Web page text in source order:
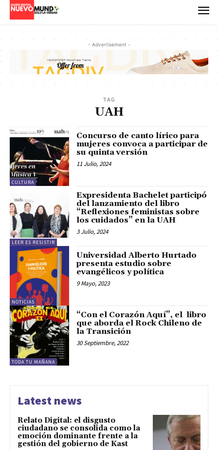
- Advertisement -
TAG
UAH
CULTURA
Concurso de canto lírico para
mujeres convoca a participar de
su quinta versión
11 Julio, 2024
LEER ES RESISTIR
Expresidenta Bachelet participó
del lanzamiento del libro
“Reflexiones feministas sobre
los cuidados” en la UAH
3 Julio, 2024
NOTICIAS
Universidad Alberto Hurtado
presenta estudio sobre
evangélicos y política
9 Mayo, 2023
TODA TU MAÑANA
“Con el Corazón Aquí”, el libro
que aborda el Rock Chileno de
la Transición
30 Septiembre, 2022
Latest news
Relato Digital: el disgusto
ciudadano se consolida como la
emoción dominante frente a la
gestión del gobierno de Kast